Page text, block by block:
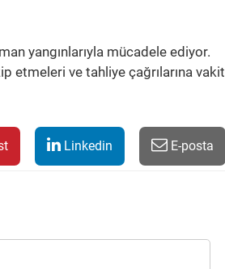
yangınlarıyla mücadele ediyor.
etmeleri ve tahliye çağrılarına vakit
Linkedin E-posta